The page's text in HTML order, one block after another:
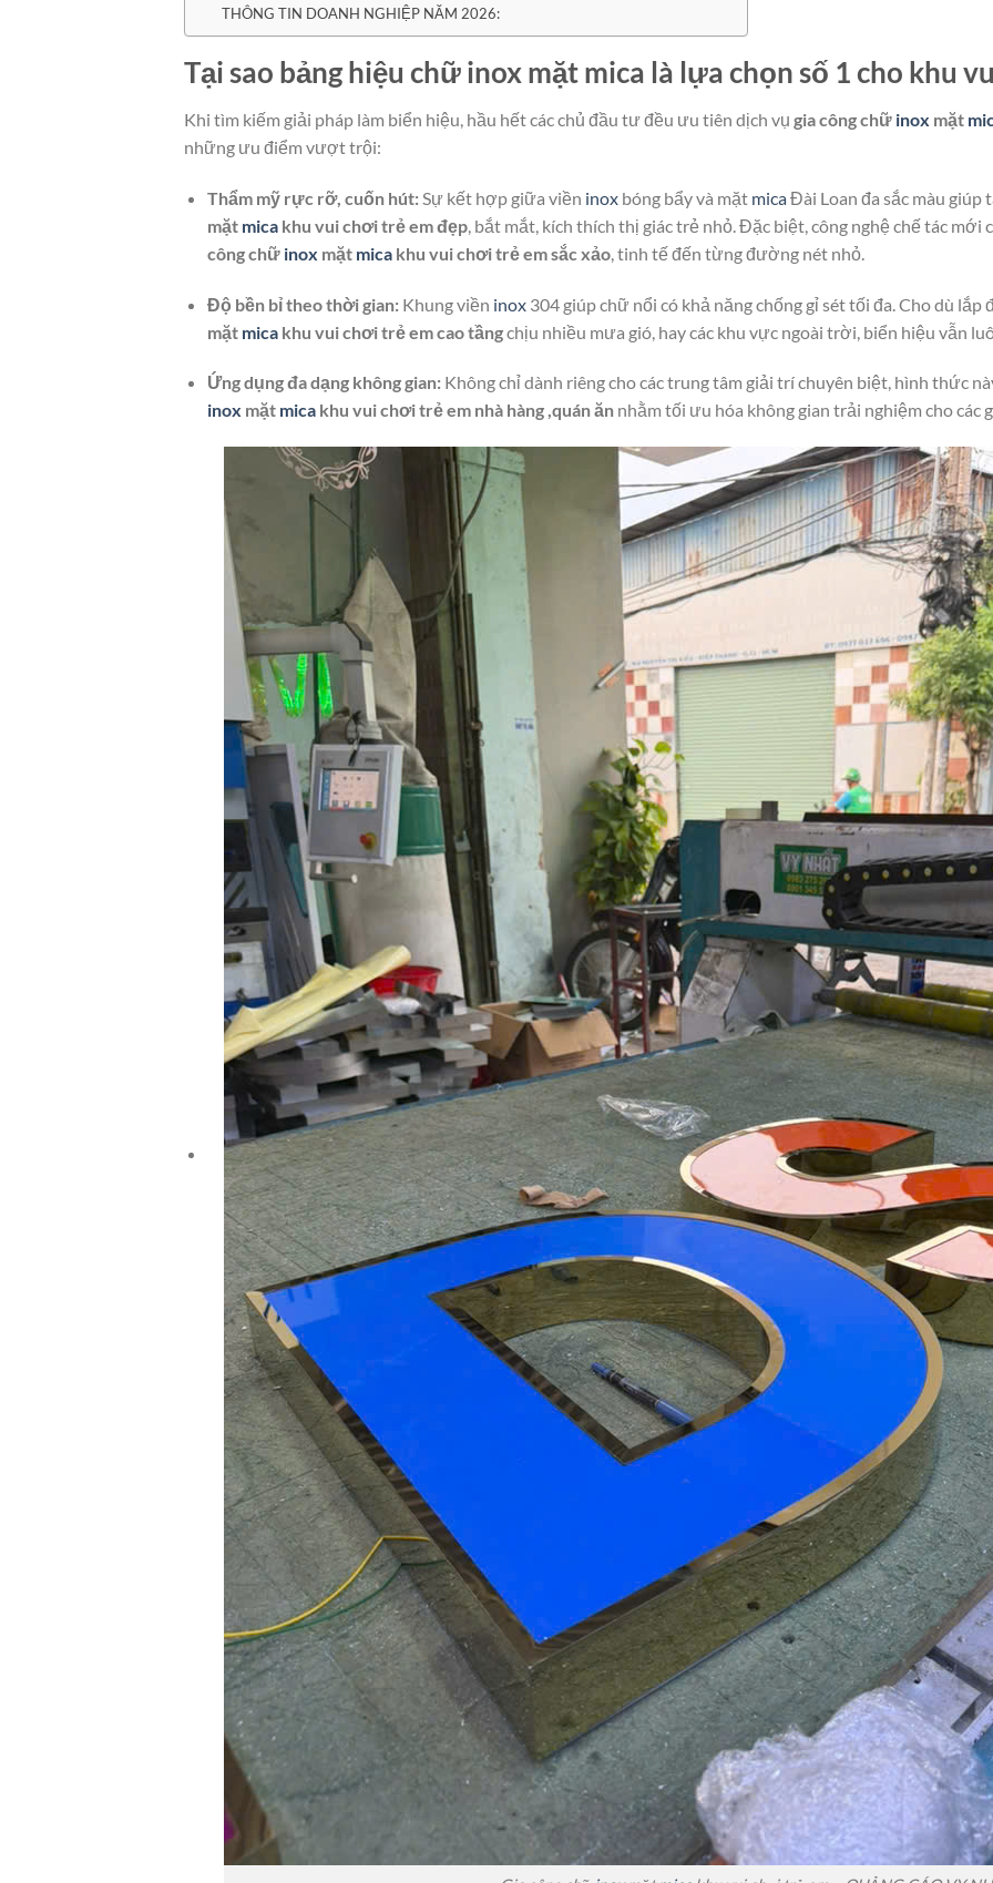
THÔNG TIN DOANH NGHIỆP NĂM 2026:
Tại sao bảng hiệu chữ inox mặt mica là lựa chọn số 1 cho khu
Khi tìm kiếm giải pháp làm biển hiệu, hầu hết các chủ đầu tư đều ưu tiên dịch vụgia công chữ inox mặt
những ưu điểm vượt trội:
Thẩm mỹ rực rỡ, cuốn hút:Sự kết hợp giữa viền inoxbóng bẩy và mặt micaĐài Loan đa sắc màu
mặt micakhu vui chơi trẻ em đẹp, bắt mắt, kích thích thị giác trẻ nhỏ. Đặc biệt, công nghệ chế tác mới
công chữ inox mặt micakhu vui chơi trẻ em sắc xảo, tinh tế đến từng đường nét nhỏ.
Độ bền bỉ theo thời gian:Khung viền inox304 giúp chữ nổi có khả năng chống gỉ sét tối đa. Cho dù lắp
mặt micakhu vui chơi trẻ em cao tầngchịu nhiều mưa gió, hay các khu vực ngoài trời, biển hiệu vẫn
Ứng dụng đa dạng không gian:Không chỉ dành riêng cho các trung tâm giải trí chuyên biệt, hình thức
inox mặt micakhu vui chơi trẻ em nhà hàng ,quán ănnhằm tối ưu hóa không gian trải nghiệm cho các